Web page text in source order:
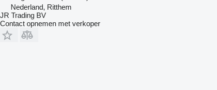
Nederland, Ritthem
JR Trading BV
Contact opnemen met verkoper